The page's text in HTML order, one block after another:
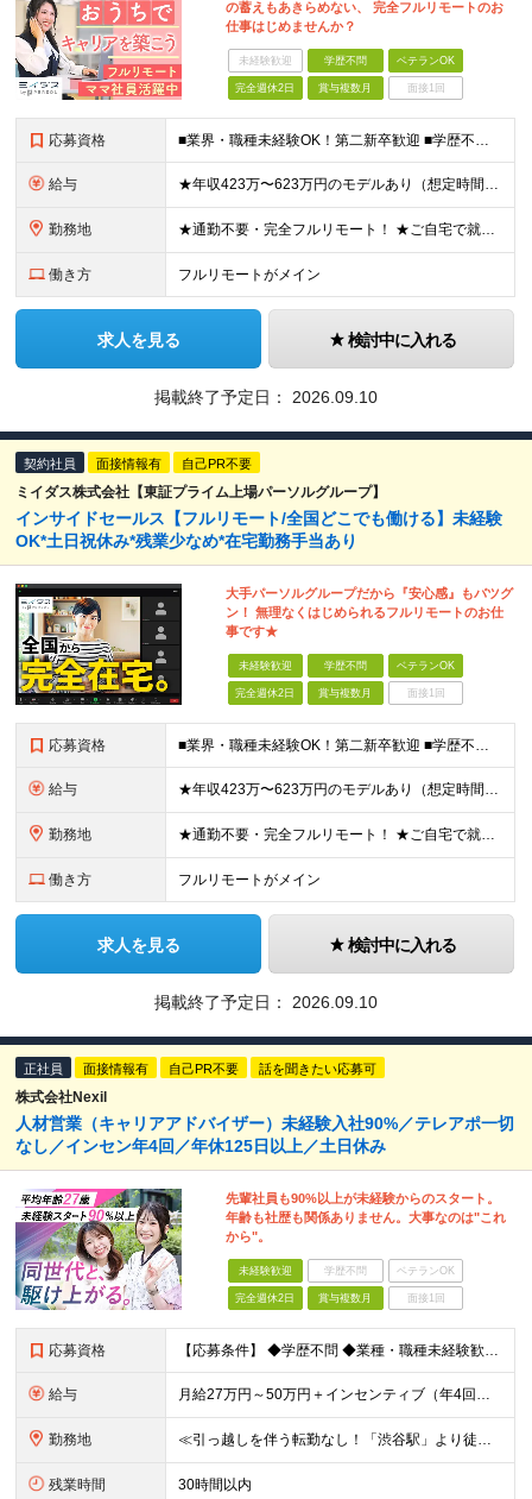
の蓄えもあきらめない、 完全フルリモートのお
仕事はじめませんか？
未経験歓迎 学歴不問 ベテランOK
完全週休2日 賞与複数月 面接1回
応募資格 ■業界・職種未経験OK！第二新卒歓迎 ■学歴不問 ■営業や販売サービス業・カスタマーサポートなど、顧客折衝経験をお持ちの方 ＜契約更新あり＞ 初回2ヵ月、2回目3ヵ月、3回目以降6ヵ月 ※目標の達
給与 ★年収423万〜623万円のモデルあり（想定時間外手当10時間分含む） ★半年に一度ドカンと支給のボーナスあり（半年に1度最大150万円） 月給25万円〜＋各種手当＋インセンティブ ＊リモートワーク
勤務地 ★通勤不要・完全フルリモート！ ★ご自宅で就業いただきます ……………………………………… 東京都品川区北品川5-1-18 住友不動産大崎ツインビル東館 ┗JR山手線・埼京線・湘南新宿ライン・りんかい
働き方 フルリモートがメイン
求人を見る 検討中に入れる
掲載終了予定日： 2026.09.10
契約社員 面接情報有 自己PR不要
ミイダス株式会社【東証プライム上場パーソルグループ】
インサイドセールス【フルリモート/全国どこでも働ける】未経験
OK*土日祝休み*残業少なめ*在宅勤務手当あり
大手パーソルグループだから『安心感』もバツグ
ン！ 無理なくはじめられるフルリモートのお仕
事です★
未経験歓迎 学歴不問 ベテランOK
完全週休2日 賞与複数月 面接1回
応募資格 ■業界・職種未経験OK！第二新卒歓迎 ■学歴不問 ■営業や販売サービス業・カスタマーサポートなど、顧客折衝経験をお持ちの方 ＜契約更新あり＞ 初回2ヵ月、2回目3ヵ月、3回目以降6ヵ月 ※目標の達
給与 ★年収423万〜623万円のモデルあり（想定時間外手当10時間分含む） ★半年に一度ドカンと支給のボーナスあり（半年に1度最大150万円） 月給25万円〜＋各種手当＋インセンティブ ＊リモートワーク
勤務地 ★通勤不要・完全フルリモート！ ★ご自宅で就業いただきます ……………………………………… 東京都品川区北品川5-1-18 住友不動産大崎ツインビル東館 ┗JR山手線・埼京線・湘南新宿ライン・りんかい
働き方 フルリモートがメイン
求人を見る 検討中に入れる
掲載終了予定日： 2026.09.10
正社員 面接情報有 自己PR不要 話を聞きたい応募可
株式会社Nexil
人材営業（キャリアアドバイザー）未経験入社90%／テレアポ一切
なし／インセン年4回／年休125日以上／土日休み
先輩社員も90%以上が未経験からのスタート。
年齢も社歴も関係ありません。大事なのは"これ
から"。
未経験歓迎 学歴不問 ベテランOK
完全週休2日 賞与複数月 面接1回
応募資格 【応募条件】 ◆学歴不問 ◆業種・職種未経験歓迎 ◆35歳以下の方（※若年層の長期キャリア形成のため） ＼入社者の多くが"人と関わる仕事"出身です！／ 「今の環境より、もっと成果にコミットしたい」
給与 月給27万円～50万円＋インセンティブ（年4回／社内規定による）＋業績賞与（年1回） ※固定残業代(月35時間分/58,000円~)を含みます。超過分は別途支給。 ※残業平均時間：25時間以内 ※経験
勤務地 ≪引っ越しを伴う転勤なし！「渋谷駅」より徒歩5分≫ 【東京本社】 東京都渋谷区渋谷2丁目16-1 Daiwa渋谷宮益坂ビル5階 (変更の範囲)上記を除く当社関連勤務地
残業時間 30時間以内